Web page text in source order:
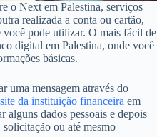
o Next em Palestina, serviços
realizada a conta ou cartão,
você pode utilizar. O mais fácil de
digital em Palestina, onde você
básicas.
uma mensagem através do
site da instituição financeira em
alguns dados pessoais e depois
ou até mesmo